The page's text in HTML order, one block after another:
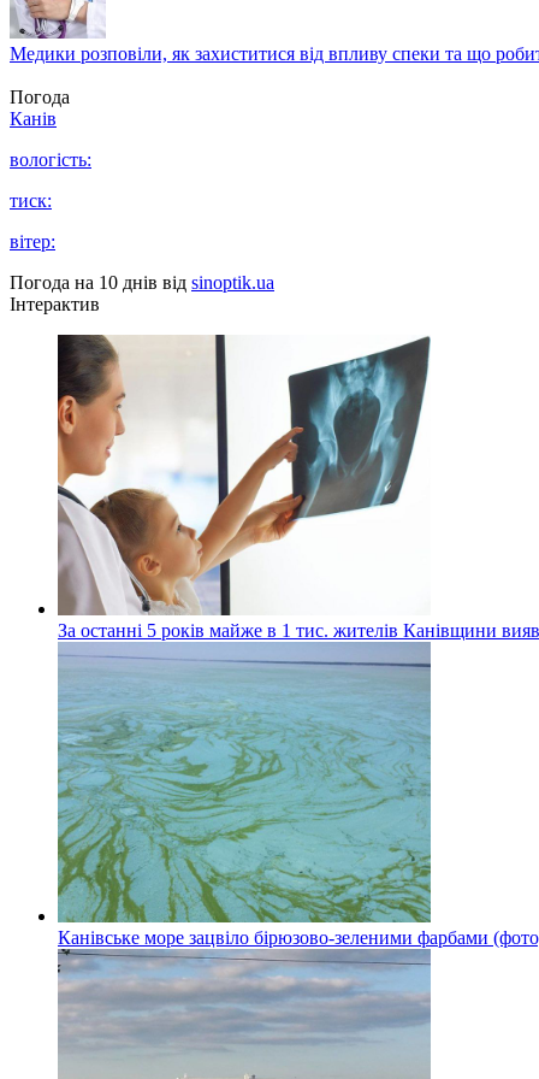
Медики розповіли, як захиститися від впливу спеки та що
Погода
Канів
вологість:
тиск:
вітер:
Погода на 10 днів від sinoptik.ua
Інтерактив
За останні 5 років майже в 1 тис. жителів Канівщини
Канівське море зацвіло бірюзово-зеленими фарбами